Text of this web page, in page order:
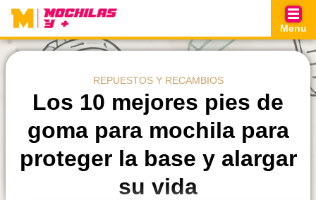
Skip
content
Menu
REPUESTOS Y RECAMBIOS
Los 10 mejores pies de
goma para mochila para
proteger la base y alargar
su vida